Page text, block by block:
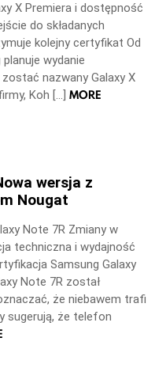
X Premiera i dostępność
do składanych
kolejny certyfikat Od
wydanie
nazwany Galaxy X
Koh […] MORE
wersja z
Nougat
Note 7R Zmiany w
techniczna i wydajność
Samsung Galaxy
Note 7R został
że niebawem trafi
sugerują, że telefon